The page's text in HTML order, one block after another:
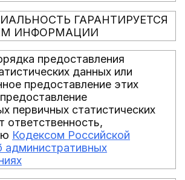
ГАРАНТИРУЕТСЯ
ИНФОРМАЦИИ
предоставления
данных или
предоставление этих
первичных статистических
ответственность,
Кодексом Российской
административных